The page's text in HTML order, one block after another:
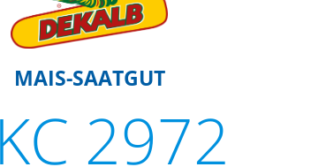
MAIS-SAATGUT
2972